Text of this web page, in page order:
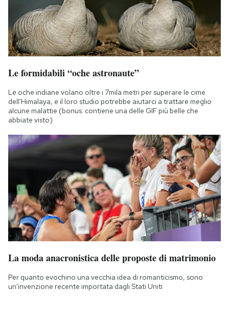
Le formidabili “oche astronaute”
Le oche indiane volano oltre i 7mila metri per superare le cime
dell'Himalaya, e il loro studio potrebbe aiutarci a trattare meglio
alcune malattie (bonus: contiene una delle GIF più belle che
abbiate visto)
La moda anacronistica delle proposte di matrimonio
Per quanto evochino una vecchia idea di romanticismo, sono
un'invenzione recente importata dagli Stati Uniti